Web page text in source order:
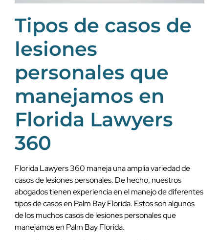
Tipos de casos de
lesiones
personales que
manejamos en
Florida Lawyers
360
Florida Lawyers 360 maneja una amplia variedad de
casos de lesiones personales. De hecho, nuestros
abogados tienen experiencia en el manejo de diferentes
tipos de casos en Palm Bay Florida. Estos son algunos
de los muchos casos de lesiones personales que
manejamos en Palm Bay Florida.